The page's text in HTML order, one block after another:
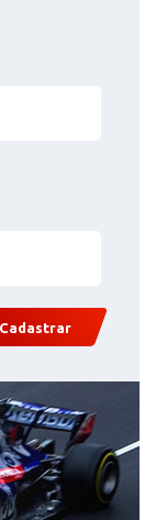
Cadastrar